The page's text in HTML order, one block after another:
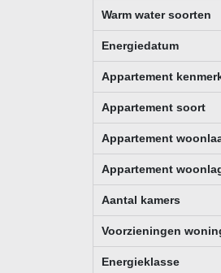
Deze informatie is
weergegeven maten en
Warm water soorten
Energiedatum
Appartement
Appartement soort
Appartement
Appartement
Aantal kamers
Voorzieningen
Energieklasse